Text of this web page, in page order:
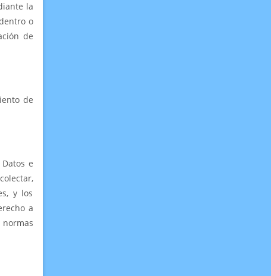
la
o
de
de
e
y los
a